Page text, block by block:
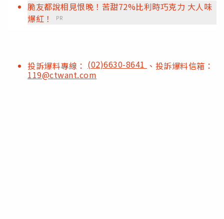
脆友都說相見恨晚！苦甜72%比利時巧克力 大人味
爆紅！
PR
投訴爆料專線： (02)6630-8641 、投訴爆料信箱：
119@ctwant.com